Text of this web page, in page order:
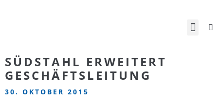
SÜDSTAHL ERWEITERT
GESCHÄFTSLEITUNG
30. OKTOBER 2015